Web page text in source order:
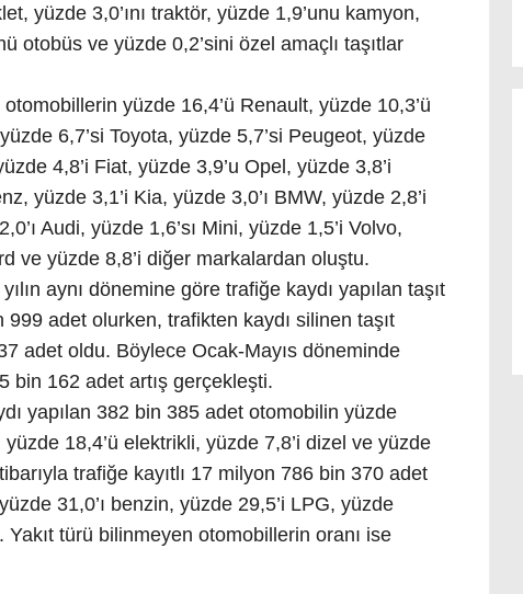
yüzde 3,0’ını traktör, yüzde 1,9’unu kamyon,
otobüs ve yüzde 0,2’sini özel amaçlı taşıtlar
otomobillerin yüzde 16,4’ü Renault, yüzde 10,3’ü
6,7’si Toyota, yüzde 5,7’si Peugeot, yüzde
4,8’i Fiat, yüzde 3,9’u Opel, yüzde 3,8’i
yüzde 3,1’i Kia, yüzde 3,0’ı BMW, yüzde 2,8’i
Audi, yüzde 1,6’sı Mini, yüzde 1,5’i Volvo,
ve yüzde 8,8’i diğer markalardan oluştu.
aynı dönemine göre trafiğe kaydı yapılan taşıt
adet olurken, trafikten kaydı silinen taşıt
adet oldu. Böylece Ocak-Mayıs döneminde
bin 162 adet artış gerçekleşti.
yapılan 382 bin 385 adet otomobilin yüzde
18,4’ü elektrikli, yüzde 7,8’i dizel ve yüzde
trafiğe kayıtlı 17 milyon 786 bin 370 adet
31,0’ı benzin, yüzde 29,5’i LPG, yüzde
Yakıt türü bilinmeyen otomobillerin oranı ise